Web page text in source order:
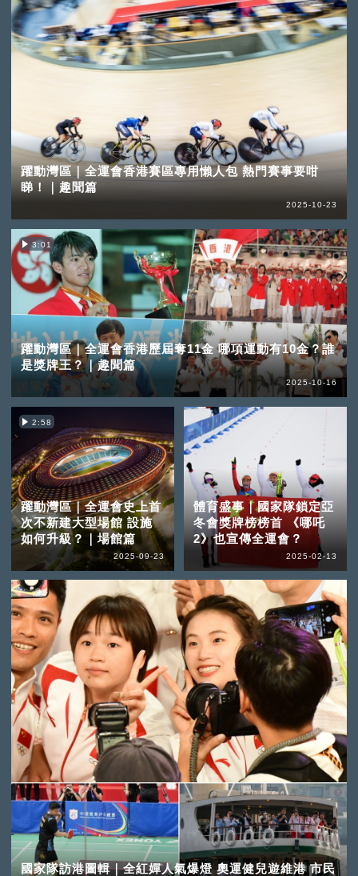
躍動灣區｜全運會香港賽區專用懶人包 熱門賽事要咁
睇！｜趣聞篇
2025-10-23
3:01
躍動灣區｜全運會香港歷屆奪11金 哪項運動有10金？誰
是獎牌王？｜趣聞篇
2025-10-16
2:58
躍動灣區｜全運會史上首
次不新建大型場館 設施
如何升級？｜場館篇
2025-09-23
體育盛事｜國家隊鎖定亞
冬會獎牌榜榜首 《哪吒
2》也宣傳全運會？
2025-02-13
國家隊訪港圖輯｜全紅嬋人氣爆燈 奧運健兒遊維港 市民